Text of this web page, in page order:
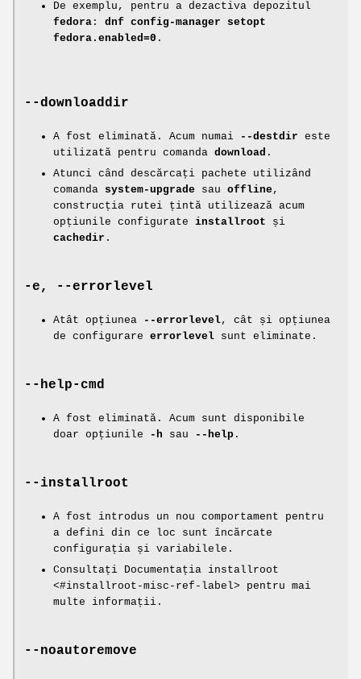
De exemplu, pentru a dezactiva depozitul
fedora : dnf config-manager setopt
fedora.enabled=0 .
--downloaddir
A fost eliminată. Acum numai --destdir este
utilizată pentru comanda download .
Atunci când descărcați pachete utilizând
comanda system-upgrade sau offline ,
construcția rutei țintă utilizează acum
opțiunile configurate installroot și
cachedir .
-e, --errorlevel
Atât opțiunea --errorlevel, cât și opțiunea
de configurare errorlevel sunt eliminate.
--help-cmd
A fost eliminată. Acum sunt disponibile
doar opțiunile
-h sau --help .
--installroot
A fost introdus un nou comportament pentru
a defini din ce loc sunt încărcate
configurația și variabilele.
Consultați Documentația installroot
<#installroot-misc-ref-label> pentru mai
multe informații.
--noautoremove